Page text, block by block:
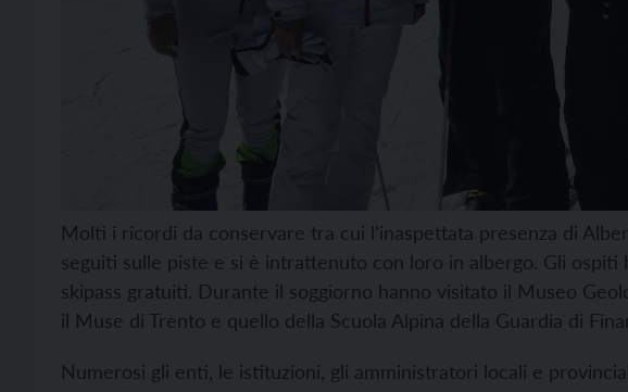
Molti i ricordi da conservare tra cui l’inaspettata presenza di
seguiti sulle piste e si è intrattenuto con loro in albergo. Gli
skipass gratuiti. Durante il soggiorno hanno visitato il Museo
il Muse di Trento e quello della Scuola Alpina della Guardia di
Numerosi gli enti, le istituzioni, gli amministratori locali e